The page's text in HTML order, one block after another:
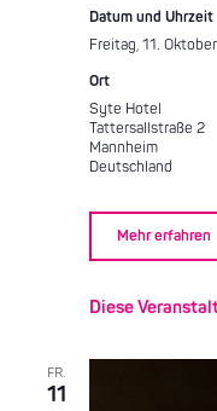
Datum und Uhrzeit
Freitag, 11.
Ort
Syte Hotel
Tattersallstraße 2
Mannheim
Deutschland
Mehr erfahren
Diese
FR.
11